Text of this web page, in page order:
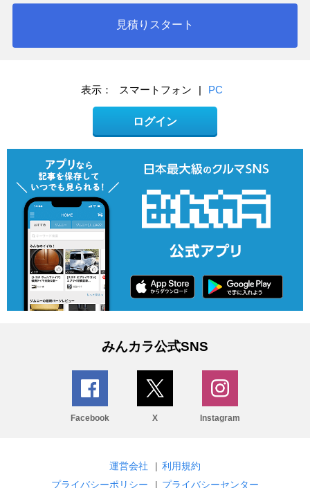
見積りスタート
表示： スマートフォン | PC
ログイン
みんカラ公式SNS
Facebook X Instagram
運営会社 | 利用規約
プライバシーポリシー
| プライバシーセンター